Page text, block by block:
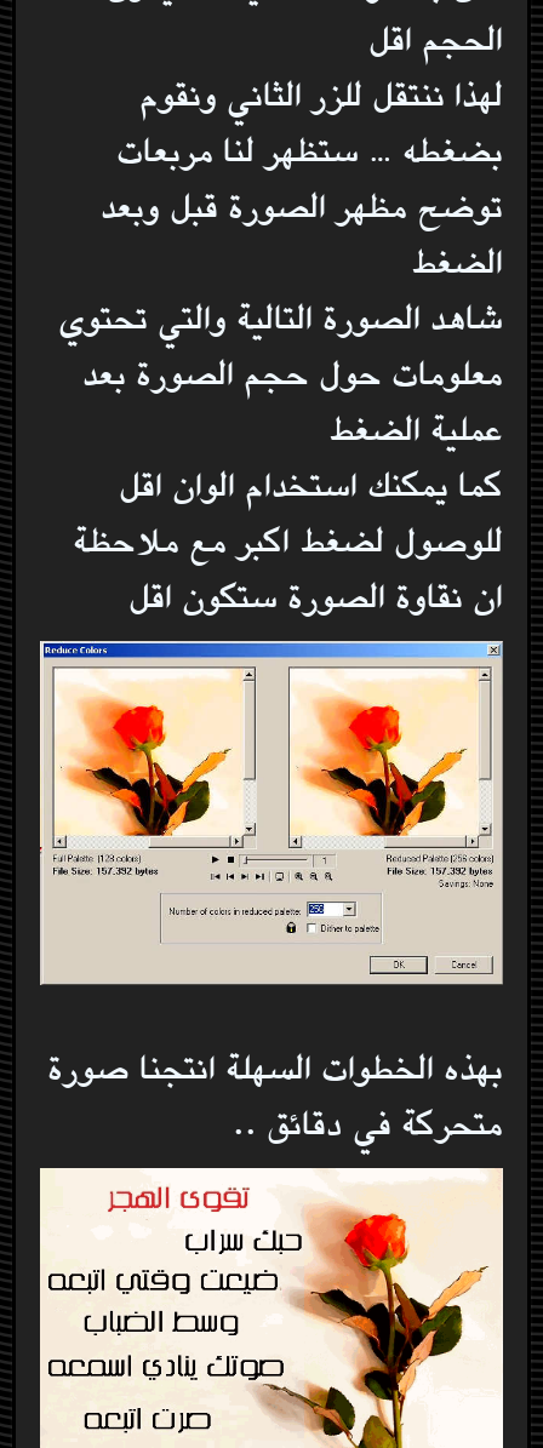
الحجم اقل
لهذا ننتقل للزر الثاني ونقوم
بضغطه … ستظهر لنا مربعات
توضح مظهر الصورة قبل وبعد
الضغط
شاهد الصورة التالية والتي تحتوي
معلومات حول حجم الصورة بعد
عملية الضغط
كما يمكنك استخدام الوان اقل
للوصول لضغط اكبر مع ملاحظة
ان نقاوة الصورة ستكون اقل
بهذه الخطوات السهلة انتجنا صورة
متحركة في دقائق ..